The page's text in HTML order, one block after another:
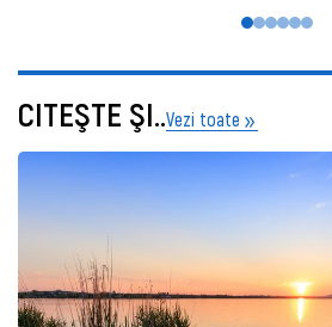
CITEŞTE ŞI..Vezi toate